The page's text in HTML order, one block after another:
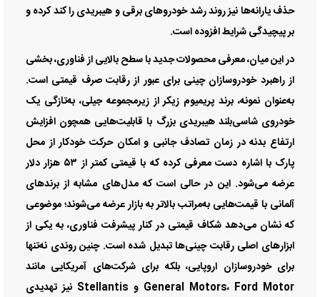
حذف یارانه‌ها نیز روند رشد خودرو‌های برقی و هیبریدی را کند کرده و
بر پیچیدگی شرایط افزوده است.
در این میان، معرفی محصولات جدید با سطح بالایی از فناوری، بخشی
از راهبرد خودروسازان چینی برای عبور از رقابت صرف قیمتی است.
به‌عنوان نمونه، برند پریمیوم زیکر از زیرمجموعه جیلی، به‌تازگی یک
خودروی شاسی‌بلند هیبریدی بزرگ با قابلیت‌هایی همچون افزایش
ارتفاع بدنه در زمان تصادف جانبی و امکان حرکت خودکار از محل
پارک با اشاره دست معرفی کرده که با قیمتی کمتر از ۵۳ هزار دلار
عرضه می‌شود. این در حالی است که مدل‌های مشابه از برند‌های
آلمانی با قیمت‌هایی به‌مراتب بالاتر به بازار عرضه می‌شوند؛ موضوعی
که نشان می‌دهد شکاف قیمتی در کنار پیشرفت فناوری، به یکی از
ابزار‌های اصلی رقابت چینی‌ها تبدیل شده است. چنین روندی نه‌تنها
برای خودروسازان اروپایی، بلکه برای شرکت‌های آمریکایی مانند
General Motors، Ford Motor و Stellantis نیز تهدیدی